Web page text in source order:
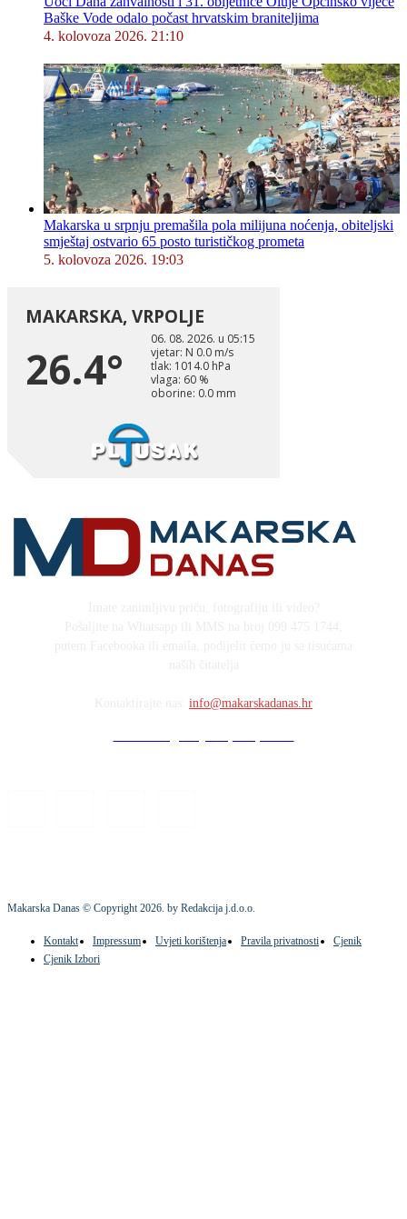
Baške Vode odalo počast hrvatskim braniteljima
4. kolovoza 2026. 21:10
Makarska u srpnju premašila pola milijuna noćenja, obiteljski
smještaj ostvario 65 posto turističkog prometa
5. kolovoza 2026. 19:03
info@makarskadanas.hr
Makarska Danas © Copyright2026. by Redakcija j.d.o.o.
Kontakt Impressum Uvjeti korištenja Pravila privatnosti
Cjenik
Cjenik Izbori